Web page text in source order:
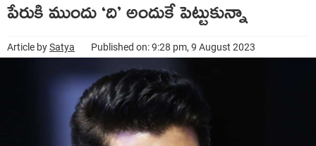
పేరుకి ముందు ‘ది’ అందుకే పెట్టుకున్నా
Article bySatya Published on: 9:28 pm, 9 August 2023